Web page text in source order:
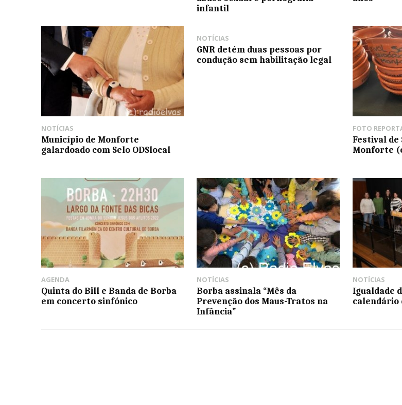
infantil
NOTÍCIAS
Município de Monforte
galardoado com Selo ODSlocal
NOTÍCIAS
GNR detém duas pessoas por
condução sem habilitação legal
FOTO
Festival de
Monforte
AGENDA
Quinta do Bill e Banda de Borba
em concerto sinfónico
NOTÍCIAS
Borba assinala “Mês da
Prevenção dos Maus-Tratos na
Infância”
NOTÍCIAS
Igualdade
calendário